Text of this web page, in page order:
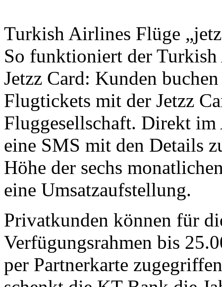
Turkish Airlines Flüge
So funktioniert der
Jetzz Card: Kunden
Flugtickets mit der Jetzz
Fluggesellschaft. Direkt im
eine SMS mit den Details
Höhe der sechs
eine Umsatzaufstellung.
Privatkunden können für
Verfügungsrahmen bis
per Partnerkarte